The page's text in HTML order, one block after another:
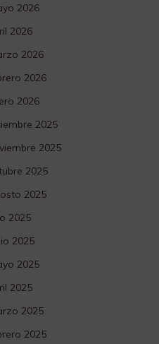
2026
2026
2026
2026
2026
2025
2025
2025
2025
2025
2025
2025
2025
2025
2025